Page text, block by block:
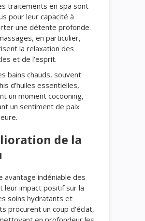
traitements en spa sont
pour leur capacité à
une détente profonde.
en particulier,
la relaxation des
et de l’esprit.
bains chauds, souvent
d’huiles essentielles,
un moment cocooning,
un sentiment de paix
de la
avantage indéniable des
leur impact positif sur la
soins hydratants et
procurent un coup d’éclat,